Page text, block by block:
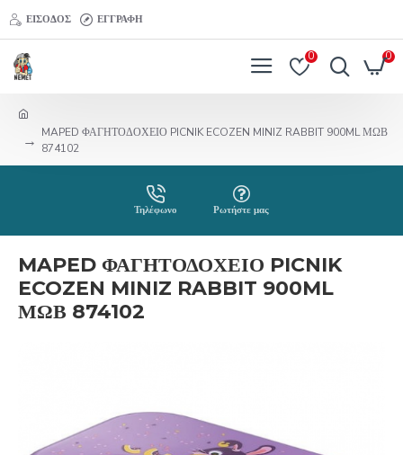
ΕΊΣΟΔΟΣ ΕΓΓΡΑΦΉ
0 0
MAPED ΦΑΓΗΤΟΔΟΧΕΙΟ PICNIK ECOZEN MINIZ RABBIT 900ML ΜΩΒ
874102
Τηλέφωνο Ρωτήστε μας
MAPED ΦΑΓΗΤΟΔΟΧΕΙΟ PICNIK
ECOZEN MINIZ RABBIT 900ML
ΜΩΒ 874102